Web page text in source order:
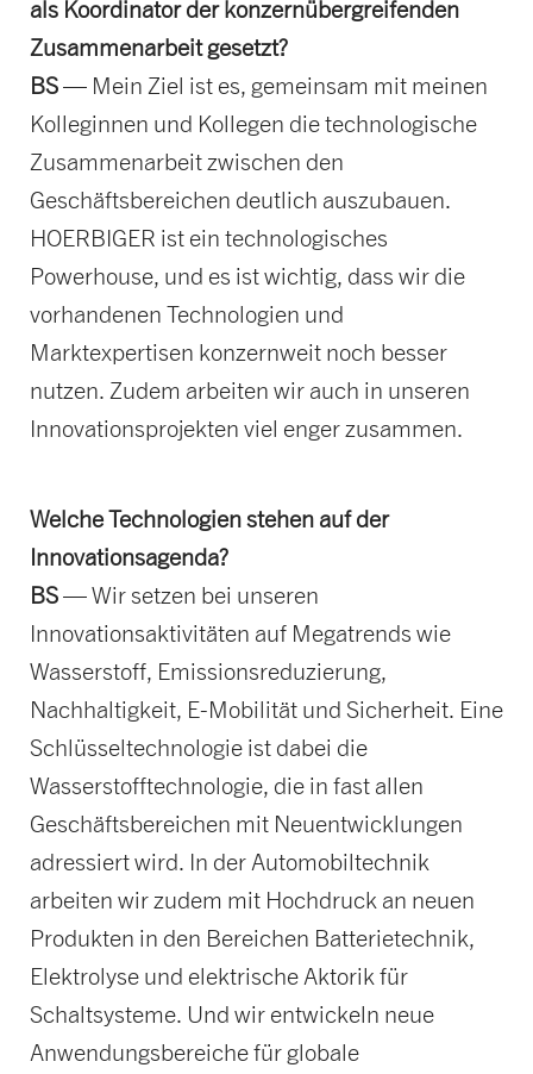
als Koordinator der konzernübergreifenden
Zusammenarbeit gesetzt?
BS— Mein Ziel ist es, gemeinsam mit meinen
Kolleginnen und Kollegen die technologische
Zusammenarbeit zwischen den
Geschäftsbereichen deutlich auszubauen.
HOERBIGER ist ein technologisches
Powerhouse, und es ist wichtig, dass wir die
vorhandenen Technologien und
Marktexpertisen konzernweit noch besser
nutzen. Zudem arbeiten wir auch in unseren
Innovationsprojekten viel enger zusammen.
Welche Technologien stehen auf der
Innovationsagenda?
BS— Wir setzen bei unseren
Innovationsaktivitäten auf Megatrends wie
Wasserstoff, Emissionsreduzierung,
Nachhaltigkeit, E-Mobilität und Sicherheit. Eine
Schlüsseltechnologie ist dabei die
Wasserstofftechnologie, die in fast allen
Geschäftsbereichen mit Neuentwicklungen
adressiert wird. In der Automobiltechnik
arbeiten wir zudem mit Hochdruck an neuen
Produkten in den Bereichen Batterietechnik,
Elektrolyse und elektrische Aktorik für
Schaltsysteme. Und wir entwickeln neue
Anwendungsbereiche für globale